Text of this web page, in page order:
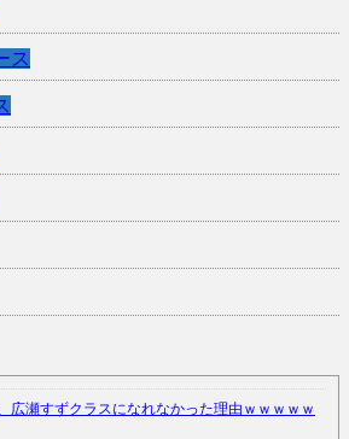
ス
広瀬すずクラスになれなかった理由ｗｗｗｗｗ